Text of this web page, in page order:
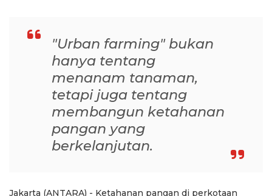
"Urban farming" bukan
hanya tentang
menanam tanaman,
tetapi juga tentang
membangun ketahanan
pangan yang
berkelanjutan.
Jakarta (ANTARA) - Ketahanan pangan di perkotaan